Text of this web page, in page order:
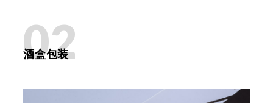
02
酒盒包装